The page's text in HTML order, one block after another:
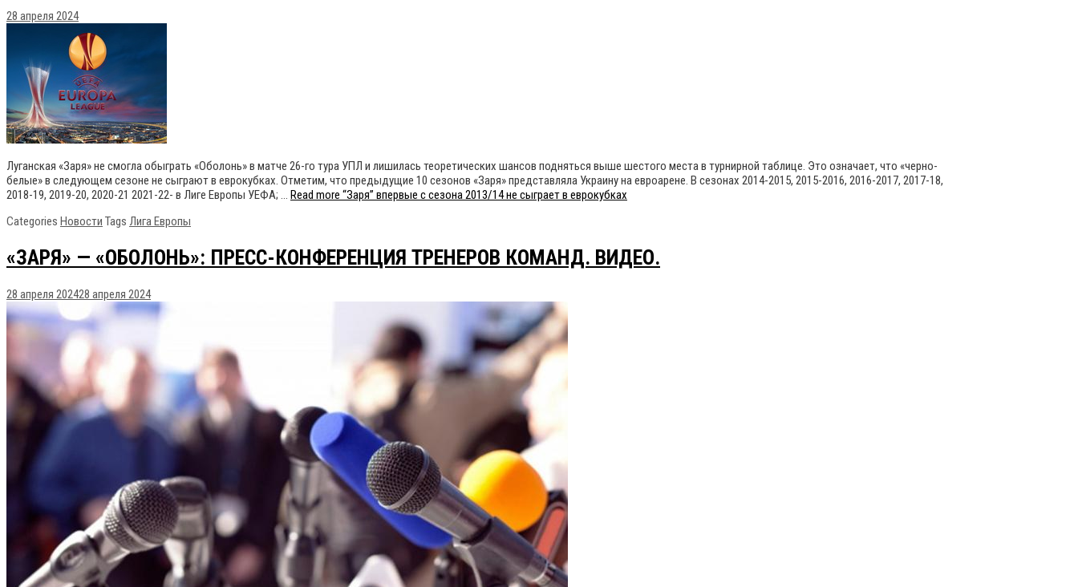
28 апреля 2024
Луганская «Заря» не смогла обыграть «Оболонь» в матче 26-го тура УПЛ и лишилась теоретических шансов подняться выше шестого места в турнирной таблице. Это означает, что «черно-
белые» в следующем сезоне не сыграют в еврокубках. Отметим, что предыдущие 10 сезонов «Заря» представляла Украину на евроарене. В сезонах 2014-2015, 2015-2016, 2016-2017, 2017-18,
2018-19, 2019-20, 2020-21 2021-22- в Лиге Европы УЕФА; … Read more “Заря” впервые c сезона 2013/14 не сыграет в еврокубках
Categories Новости Tags Лига Европы
«ЗАРЯ» — «ОБОЛОНЬ»: ПРЕСС-КОНФЕРЕНЦИЯ ТРЕНЕРОВ КОМАНД. ВИДЕО.
28 апреля 202428 апреля 2024